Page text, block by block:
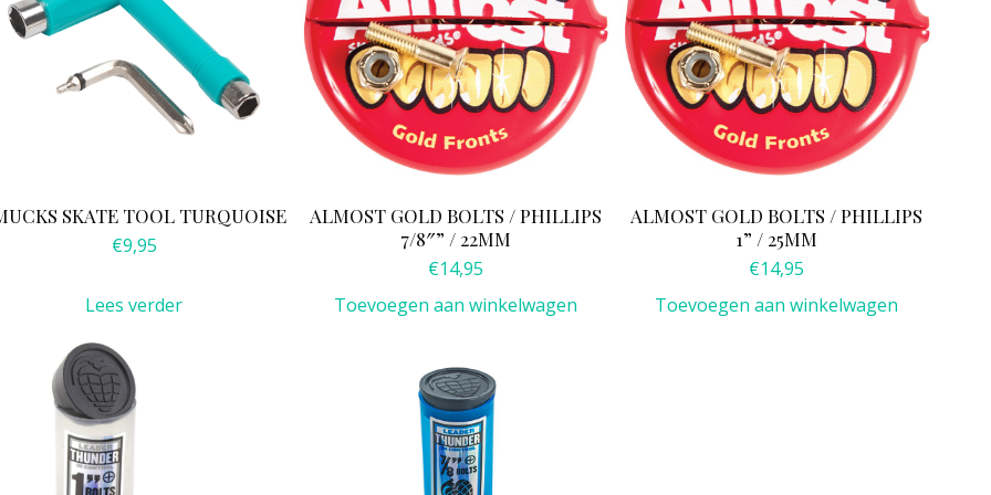
SKATE TOOL TURQUOISE
€9,95
Lees verder
ALMOST GOLD BOLTS / PHILLIPS
7/8″” / 22MM
€14,95
Toevoegen aan winkelwagen
ALMOST GOLD BOLTS / PHILLIPS
1” / 25MM
€14,95
Toevoegen aan winkelwagen